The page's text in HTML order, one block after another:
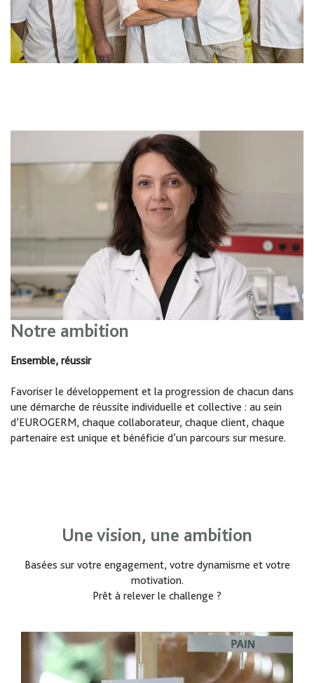
Notre ambition
Ensemble, réussir
Favoriser le développement et la progression de chacun dans
une démarche de réussite individuelle et collective : au sein
d’EUROGERM, chaque collaborateur, chaque client, chaque
partenaire est unique et bénéficie d’un parcours sur mesure.
Une vision, une ambition
Basées sur votre engagement, votre dynamisme et votre
motivation.
Prêt à relever le challenge ?